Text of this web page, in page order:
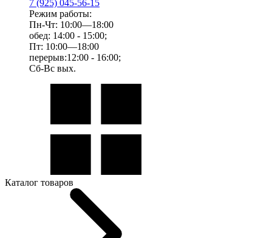
7 (925) 045-56-15
Режим работы:
Пн-Чт: 10:00—18:00
обед: 14:00 - 15:00;
Пт: 10:00—18:00
перерыв:12:00 - 16:00;
Сб-Вс вых.
Каталог товаров